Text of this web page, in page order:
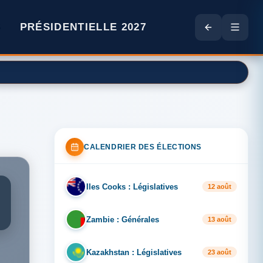
PRÉSIDENTIELLE 2027
CALENDRIER DES ÉLECTIONS
IL Iles Cooks : Législatives 12 août
ZA Zambie : Générales 13 août
KA Kazakhstan : Législatives 23 août